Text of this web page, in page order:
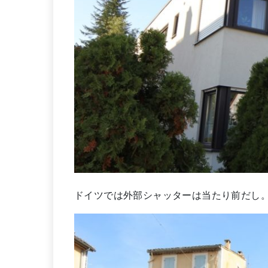
ドイツでは外部シャッターは当たり前だし